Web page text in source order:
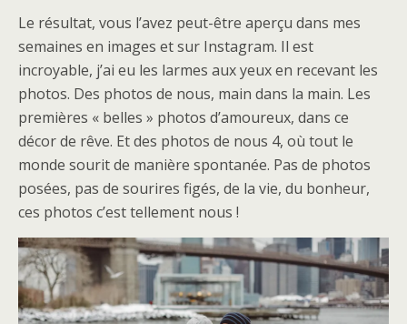
Le résultat, vous l’avez peut-être aperçu dans mes
semaines en images et sur Instagram. Il est
incroyable, j’ai eu les larmes aux yeux en recevant les
photos. Des photos de nous, main dans la main. Les
premières « belles » photos d’amoureux, dans ce
décor de rêve. Et des photos de nous 4, où tout le
monde sourit de manière spontanée. Pas de photos
posées, pas de sourires figés, de la vie, du bonheur,
ces photos c’est tellement nous !